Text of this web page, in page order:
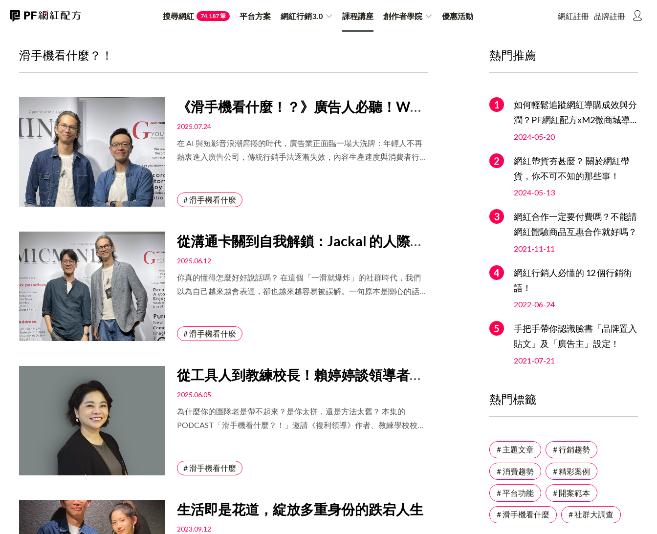
搜尋網紅 74,187筆 平台方案 網紅行銷3.0 課程講座 創作者學院 優惠活動 網紅註冊 品牌註冊
滑手機看什麼？！
《滑手機看什麼！？》廣告人必聽！Wa
wa 院長談短影音、AI 與品牌長紅秘訣
2025.07.24
在 AI 與短影音浪潮席捲的時代，廣告業正面臨一場大洗牌：年輕人不再
熱衷進入廣告公司，傳統行銷手法逐漸失效，內容生產速度與消費者行為
頻道的「廣告圈行走百科」，在《滑手機看什麼！？》Podcast 上下集節
# 滑手機看什麼
從溝通卡關到自我解鎖：Jackal 的人際練
習與創作轉捩點
2025.06.12
你真的懂得怎麼好好說話嗎？ 在這個「一滑就爆炸」的社群時代，我們
以為自己越來越會表達，卻也越來越容易被誤解。一句原本是關心的話，
教練 Jackal，聊聊溝通背後真正的痛點：當語氣、情緒、價值觀交錯混雜
# 滑手機看什麼
從工具人到教練校長！賴婷婷談領導者的
自我覺察與「總結式」成長法
2025.06.05
為什麼你的團隊老是帶不起來？是你太拼，還是方法太舊？ 本集的
PODCAST「滑手機看什麼？！」邀請《複利領導》作者、教練學校校長
學習曲線，以及如何讓 70 分的員工完成 90 分的任務。
# 滑手機看什麼
生活即是花道，綻放多重身份的跌宕人生
2023.09.12
熱門推薦
如何輕鬆追蹤網紅導購成效與分
潤？PF網紅配方xM2微商城導
購功能介紹
2024-05-20
網紅帶貨夯甚麼？ 關於網紅帶
貨，你不可不知的那些事！
2024-05-13
網紅合作一定要付費嗎？不能請
網紅體驗商品互惠合作就好嗎？
2021-11-11
網紅行銷人必懂的 12 個行銷術
語！
2022-06-24
手把手帶你認識臉書「品牌置入
貼文」及「廣告主」設定！
2021-07-21
熱門標籤
# 主題文章 # 行銷趨勢
# 消費趨勢 # 精彩案例
# 平台功能 # 開案範本
# 滑手機看什麼 # 社群大調查
選擇公司產業別
請選擇您的公司產業別
請選擇
送出
内容内容内容内容内容内容内内容内容内容内容内容内容内